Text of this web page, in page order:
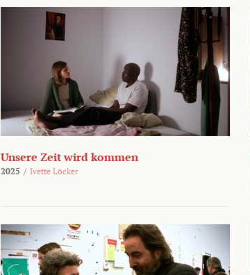
Unsere Zeit wird kommen
2025 / Ivette Löcker